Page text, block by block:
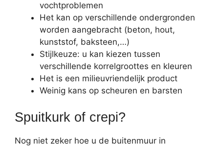
vochtproblemen
Het kan op verschillende ondergronden
worden aangebracht (beton, hout,
kunststof, baksteen,…)
Stijlkeuze: u kan kiezen tussen
verschillende korrelgroottes en kleuren
Het is een milieuvriendelijk product
Weinig kans op scheuren en barsten
Spuitkurk of crepi?
Nog niet zeker hoe u de buitenmuur in